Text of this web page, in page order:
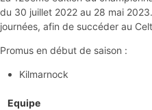
du 30 juillet 2022 au 28 mai
journées, afin de succéder au
Promus en début de saison :
Kilmarnock
Equipe